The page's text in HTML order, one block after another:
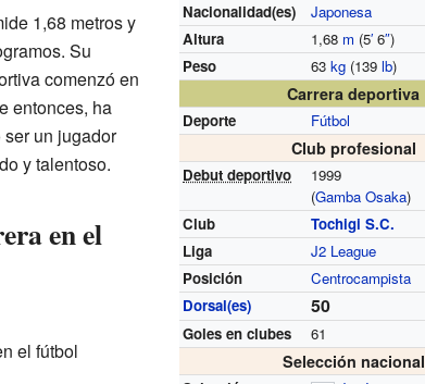
Nacionalidad(es)
Japonesa
Altura
1,68 m (5′ 6″)
Peso
63kg (139lb)
Carrera deportiva
Deporte Fútbol
Club profesional
Debut deportivo
1999
(Gamba Osaka)
Club
Tochigi S.C.
Liga
J2 League
Posición
Centrocampista
Dorsal(es)
50
Goles en clubes 61
Selección nacional
1,68 metros y
Su
comenzó en
entonces, ha
un jugador
y talentoso.
en el
el fútbol